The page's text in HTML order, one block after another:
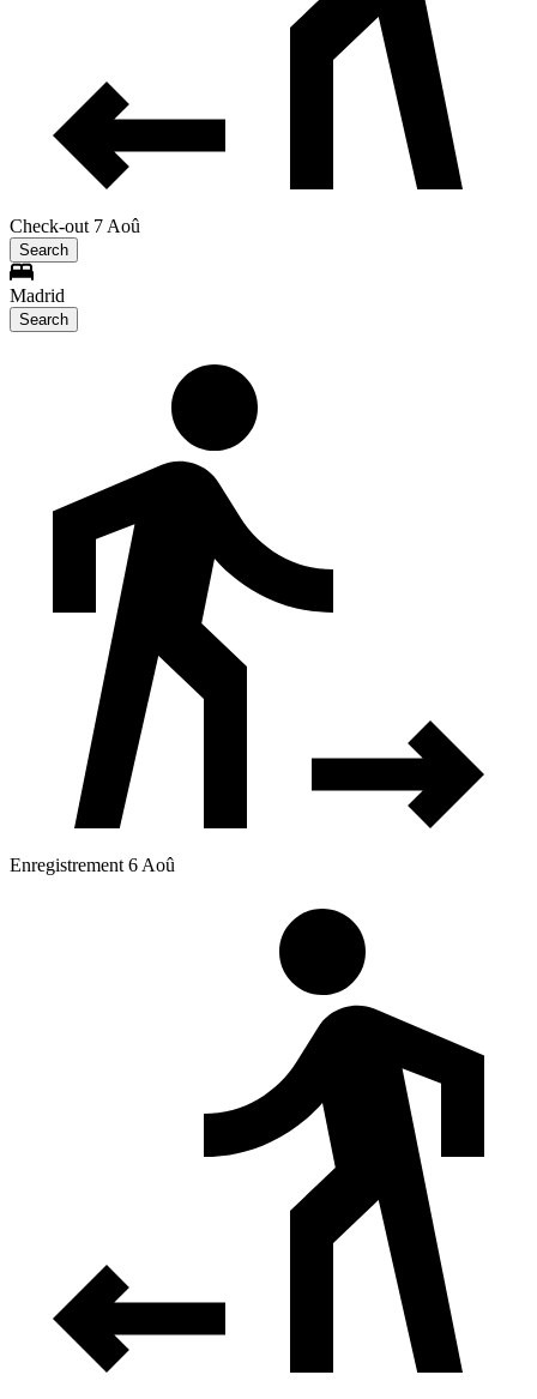
Check-out 7 Aoû
Search
Madrid
Search
Enregistrement 6 Aoû